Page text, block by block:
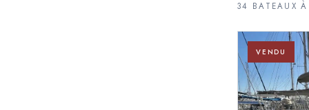
34 BATEAUX
VENDU